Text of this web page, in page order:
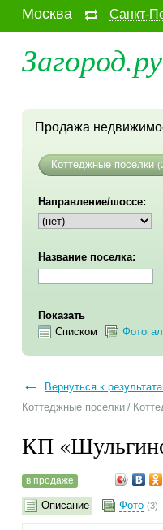
Москва Санкт-
Загород.ру
Продажа
Коттеджные поселки
Направление/шоссе:
Название поселка:
Показать
Списком
←
Вернуться к
Коттеджные поселки /
КП
в продаже
Описание Фото (3)